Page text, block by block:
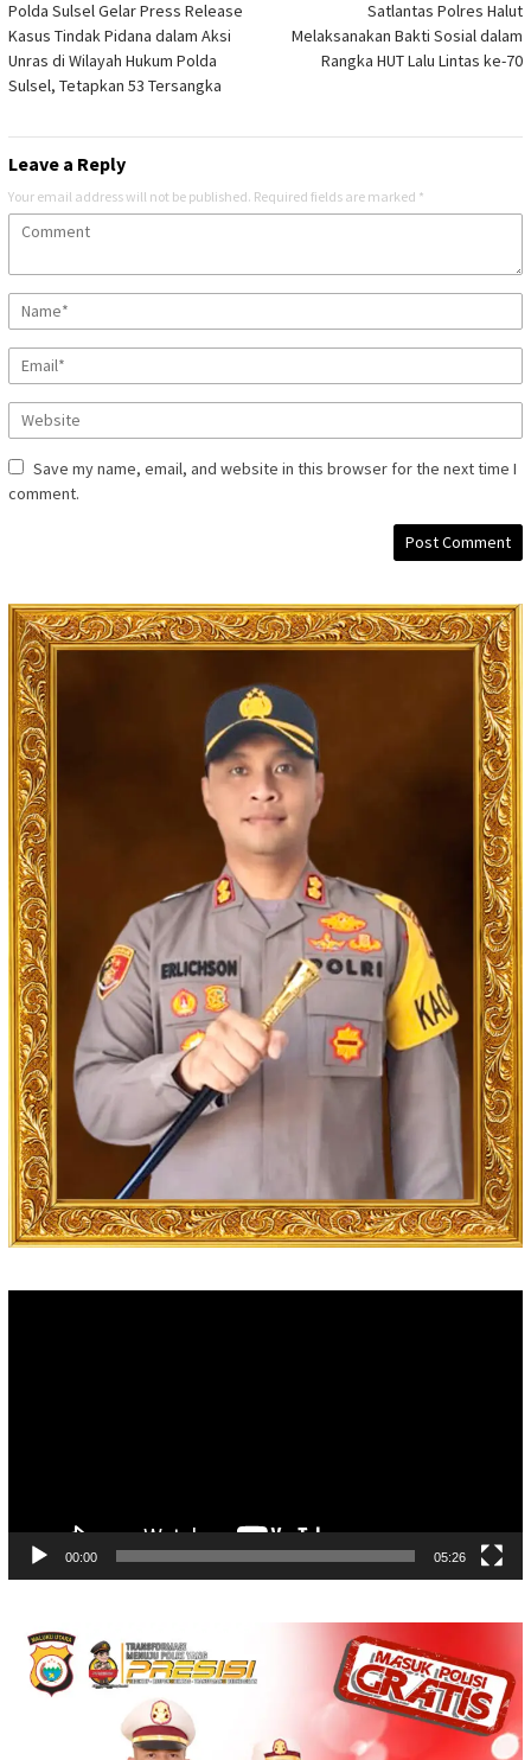
navigation
Polda Sulsel Gelar Press Release
Kasus Tindak Pidana dalam Aksi
Unras di Wilayah Hukum Polda
Sulsel, Tetapkan 53 Tersangka
Satlantas Polres Halut
Melaksanakan Bakti Sosial dalam
Rangka HUT Lalu Lintas ke-70
Leave a Reply
Your email address will not be published. Required fields are marked *
Save my name, email, and website in this browser for the next time I
comment.
00:00 05:26